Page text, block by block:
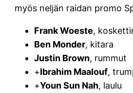
myös neljän raidan promo
Frank Woeste,
Ben Monder, kitara
Justin Brown, rummut
+Ibrahim Maalouf,
+Youn Sun Nah, laulu